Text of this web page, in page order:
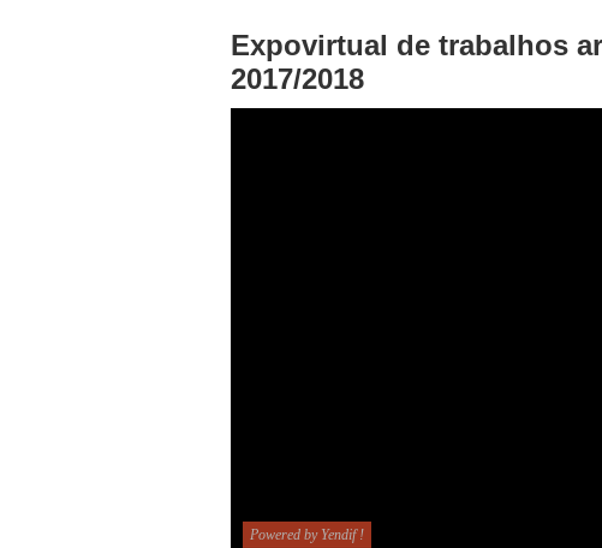
Expovirtual de trabalhos
2017/2018
Powered by Yendif !